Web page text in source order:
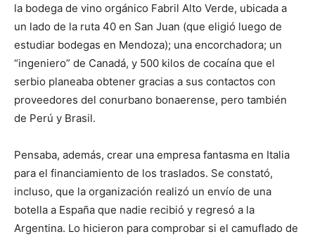
la bodega de vino orgánico Fabril Alto Verde, ubicada a
un lado de la ruta 40 en San Juan (que eligió luego de
estudiar bodegas en Mendoza); una encorchadora; un
“ingeniero” de Canadá, y 500 kilos de cocaína que el
serbio planeaba obtener gracias a sus contactos con
proveedores del conurbano bonaerense, pero también
de Perú y Brasil.
Pensaba, además, crear una empresa fantasma en Italia
para el financiamiento de los traslados. Se constató,
incluso, que la organización realizó un envío de una
botella a España que nadie recibió y regresó a la
Argentina. Lo hicieron para comprobar si el camuflado de